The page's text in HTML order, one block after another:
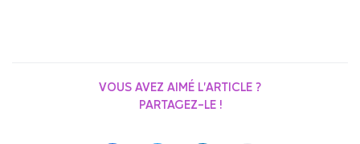
VOUS AVEZ AIMÉ L'ARTICLE ?
PARTAGEZ-LE !